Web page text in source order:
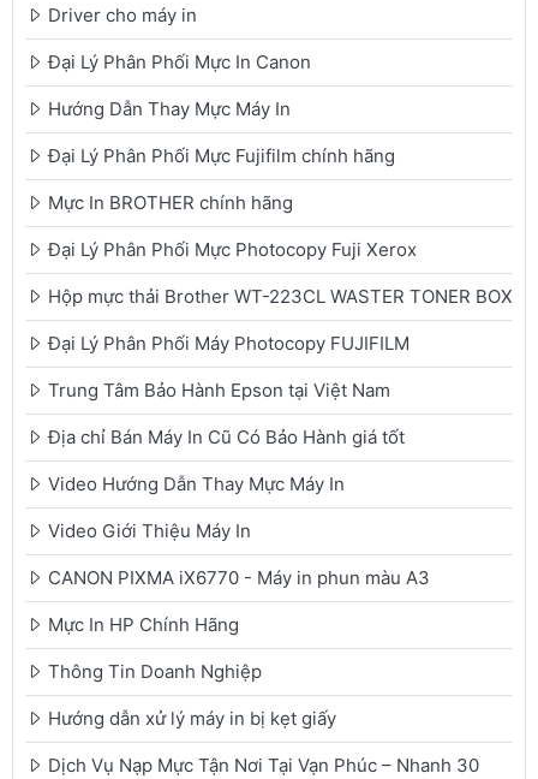
Driver cho máy in
Đại Lý Phân Phối Mực In Canon
Hướng Dẫn Thay Mực Máy In
Đại Lý Phân Phối Mực Fujifilm chính hãng
Mực In BROTHER chính hãng
Đại Lý Phân Phối Mực Photocopy Fuji Xerox
Hộp mực thải Brother WT-223CL WASTER TONER BOX
Đại Lý Phân Phối Máy Photocopy FUJIFILM
Trung Tâm Bảo Hành Epson tại Việt Nam
Địa chỉ Bán Máy In Cũ Có Bảo Hành giá tốt
Video Hướng Dẫn Thay Mực Máy In
Video Giới Thiệu Máy In
CANON PIXMA iX6770 - Máy in phun màu A3
Mực In HP Chính Hãng
Thông Tin Doanh Nghiệp
Hướng dẫn xử lý máy in bị kẹt giấy
Dịch Vụ Nạp Mực Tận Nơi Tại Vạn Phúc – Nhanh 30